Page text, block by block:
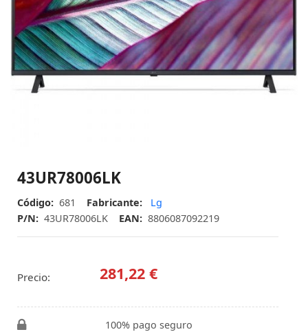
43UR78006LK
Código: 681 Fabricante:
Lg
P/N: 43UR78006LK EAN: 8806087092219
Precio: 281,22 €
100% pago seguro